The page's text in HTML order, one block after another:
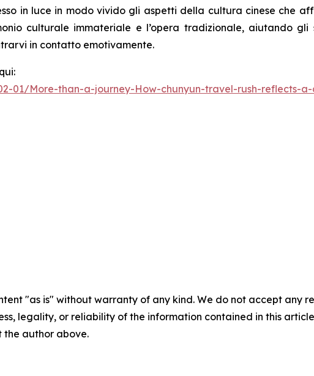
in luce in modo vivido gli aspetti della cultura cinese che
culturale immateriale e l’opera tradizionale, aiutando
in contatto emotivamente.
01/More-than-a-journey-How-chunyun-travel-rush-reflects-
"as is" without warranty of any kind. We do not accept any
legality, or reliability of the information contained in this
author above.